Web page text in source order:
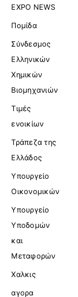
EXPO NEWS
Πομίδα
Σύνδεσμος
Ελληνικών
Χημικών
Βιομηχανιών
Τιμές
ενοικίων
Τράπεζα της
Ελλάδος
Υπουργείο
Οικονομικών
Υπουργείο
Υποδομών
και
Μεταφορών
Χαλκις
αγορα